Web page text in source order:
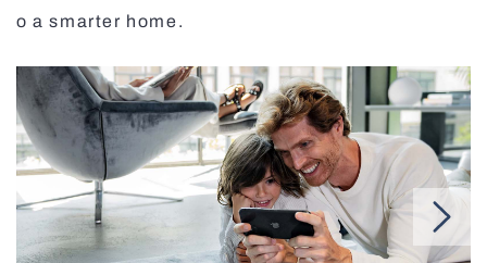
o a smarter home.